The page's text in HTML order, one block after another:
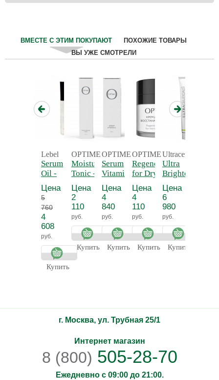
ВМЕСТЕ С ЭТИМ ПОКУПАЮТ
ПОХОЖИЕ ТОВАРЫ
ВЫ УЖЕ СМОТРЕЛИ
Lebel
Serum
Oil -
Эссенция
для
волос
Цена
5
760
4
608
руб.
Купить
OPTIME
Moisturising
Tonic -
Увлажняющий
тоник для
лица
Цена
2
110
руб.
Купить
OPTIME
Serum
Vitamin C
-
Сыворотка
Витамин С
Цена
4
840
руб.
Купить
OPTIME
Regeneration Cream
for Dry Skin - Крем
для лица
восстанавливающий
для нормальной/
сухой кожи
Цена
4
110
руб.
Купить
Ultraceuticals
Ultra
Brightening
Foaming
Cleanser -
Ультра
отбеливающая
пенка для
умывания
Цена
6
980
руб.
Купить
г. Москва, ул. Трубная 25/1
Интернет магазин
8 (800) 505-28-70
Ежедневно с 09:00 до 21:00.